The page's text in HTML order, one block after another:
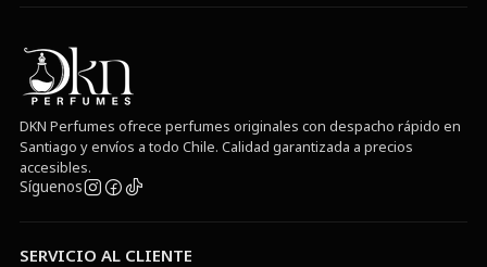
DKN Perfumes ofrece perfumes originales con despacho rápido en
Santiago y envíos a todo Chile. Calidad garantizada a precios
accesibles.
Síguenos
SERVICIO AL CLIENTE